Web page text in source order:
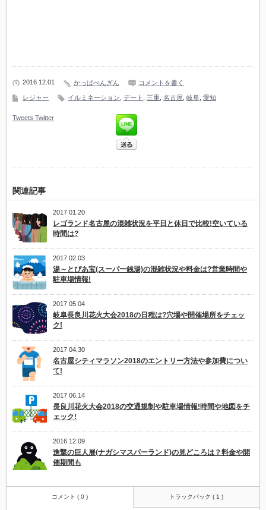
2016 12.01 かっぱぺんぎん コメントを書く
レジャー イルミネーション デート 三重 名古屋 岐阜 愛知
Tweets Twitter
関連記事
2017 01.20
レゴランド名古屋の混雑状況を平日と休日で比較!空いている
時間は?
2017 02.03
湯～とぴあ宝(スーパー銭湯)の混雑状況や料金は?営業時間や
駐車場情報!
2017 05.04
岐阜長良川花火大会2018の日程は?穴場や開催場所をチェッ
ク!
2017 04.30
名古屋シティマラソン2018のエントリー方法や参加費につい
て!
2017 06.14
長良川花火大会2018の交通規制や駐車場情報!時間や地図をチ
ェック!
2016 12.09
進撃の巨人展(ナガシマスパーランド)の見どころは？料金や開
催期間も
コメント ( 0 ) トラックバック ( 1 )